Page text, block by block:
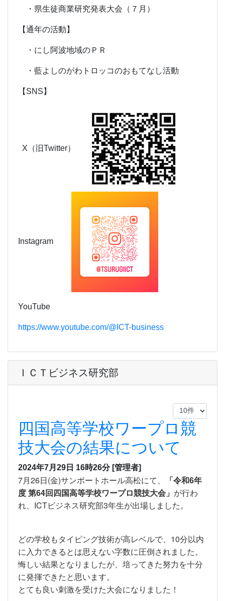
・県生徒商業研究発表大会（７月）
【通年の活動】
・にし阿波地域のＰＲ
・藍よしのがわトロッコのおもてなし活動
【SNS】
X（旧Twitter）
Instagram
YouTube
https://www.youtube.com/@ICT-business
ＩＣＴビジネス研究部
四国高等学校ワープロ競
技大会の結果について
2024年7月29日 16時26分 [管理者]
7月26日(金)サンポートホール高松にて、
「令和6年
度 第64回四国高等学校ワープロ競技大会」 が行わ
れ、ICTビジネス研究部3年生が出場しました。
どの学校もタイピング技術が高レベルで、10分以内
に入力できるとは思えない字数に圧倒されました。
悔しい結果となりましたが、培ってきた努力を十分
に発揮できたと思います。
とても良い刺激を受けた大会になりました！